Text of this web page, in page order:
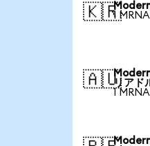
🇰🇷
1
🇦🇺リアド
1